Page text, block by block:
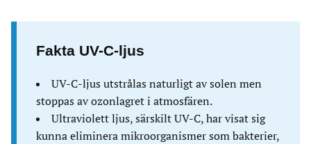
Fakta UV-C-ljus
UV-C-ljus utstrålas naturligt av solen men
stoppas av ozonlagret i atmosfären.
Ultraviolett ljus, särskilt UV-C, har visat sig
kunna eliminera mikroorganismer som bakterier,